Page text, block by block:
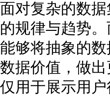
面对复杂的数
的规律与趋势
能够将抽象的
数据价值，做
仅用于展示用